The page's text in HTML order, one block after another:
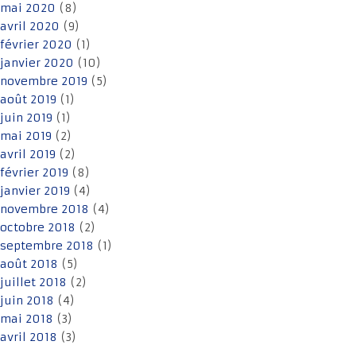
mai 2020 (8)
avril 2020 (9)
février 2020 (1)
janvier 2020 (10)
novembre 2019 (5)
août 2019 (1)
juin 2019 (1)
mai 2019 (2)
avril 2019 (2)
février 2019 (8)
janvier 2019 (4)
novembre 2018 (4)
octobre 2018 (2)
septembre 2018 (1)
août 2018 (5)
juillet 2018 (2)
juin 2018 (4)
mai 2018 (3)
avril 2018 (3)